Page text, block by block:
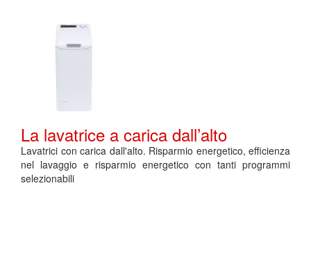
La lavatrice a carica dall’alto
Lavatrici con carica dall'alto. Risparmio energetico, efficienza
nel lavaggio e risparmio energetico con tanti programmi
selezionabili